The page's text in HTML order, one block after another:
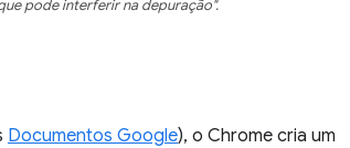
pode interferir na depuração".
Documentos Google), o Chrome cria um